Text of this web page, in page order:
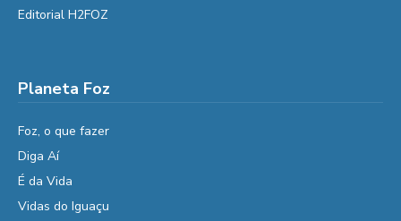
Editorial H2FOZ
Planeta Foz
Foz, o que fazer
Diga Aí
É da Vida
Vidas do Iguaçu